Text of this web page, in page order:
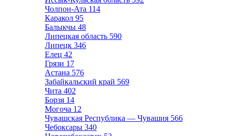
Чолпон-Ата 114
Каракол 95
Балыкчы 48
Липецкая область 590
Липецк 346
Елец 42
Грязи 17
Астана 576
Забайкальский край 569
Чита 402
Борзя 14
Могоча 12
Чувашская Республика — Чувашия 566
Чебоксары 340